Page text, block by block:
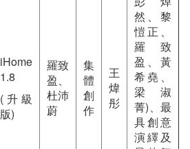
iHome
1.8
(升級
版)
羅致
盈、
杜沛
蔚
集
體
創
作
王
煒
彤
然、黎
愷正、
羅致
盈、黃
希堯、
梁淑
菁)、最
具創意
演繹及